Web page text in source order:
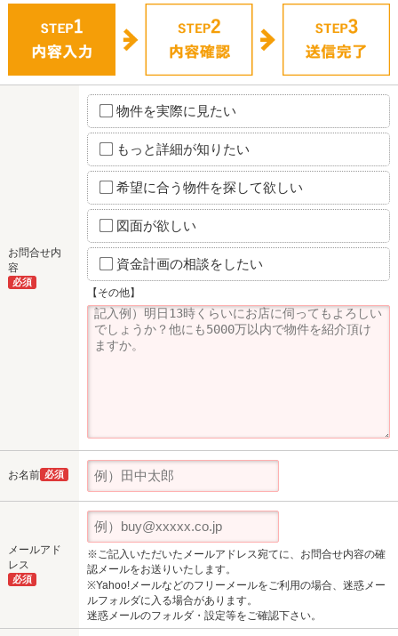
お問合せ内
容
必須
物件を実際に見たい
もっと詳細が知りたい
希望に合う物件を探して欲しい
図面が欲しい
資金計画の相談をしたい
【その他】
お名前 必須
メールアド
レス
必須
※ご記入いただいたメールアドレス宛てに、お問合せ内容の確
認メールをお送りいたします。
※Yahoo!メールなどのフリーメールをご利用の場合、迷惑メー
ルフォルダに入る場合があります。
迷惑メールのフォルダ・設定等をご確認下さい。